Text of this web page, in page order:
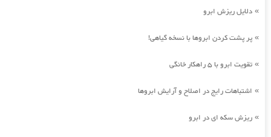
» دلایل ریزش ابرو
» پر پشت کردن ابروها با نسخه گیاهی!
» تقویت ابرو با 5 راهکار خانگی
» اشتباهات رایج در اصلاح و آرایش ابروها
» ریزش سکه ای در ابرو